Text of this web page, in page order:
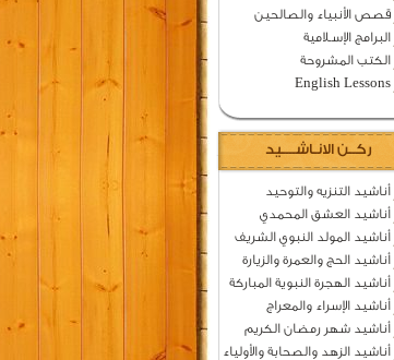
قصص الأنبياء والصالحين
البرامج الإسـلامية
الكتب المشروحة
English Lessons
ركــن الانـاشــــيد
أناشيد التنزيه والتوحيد
أناشيد العشق المحمدي
أناشيد المولد النبوي الشريف
أناشيد الحج والعمرة والزيارة
أناشيد الهجرة النبوية المباركة
أناشيد الإسراء والمعراج
أناشيد شهر رمضان الكريم
أناشيد الزهد والصحابة والأولياء